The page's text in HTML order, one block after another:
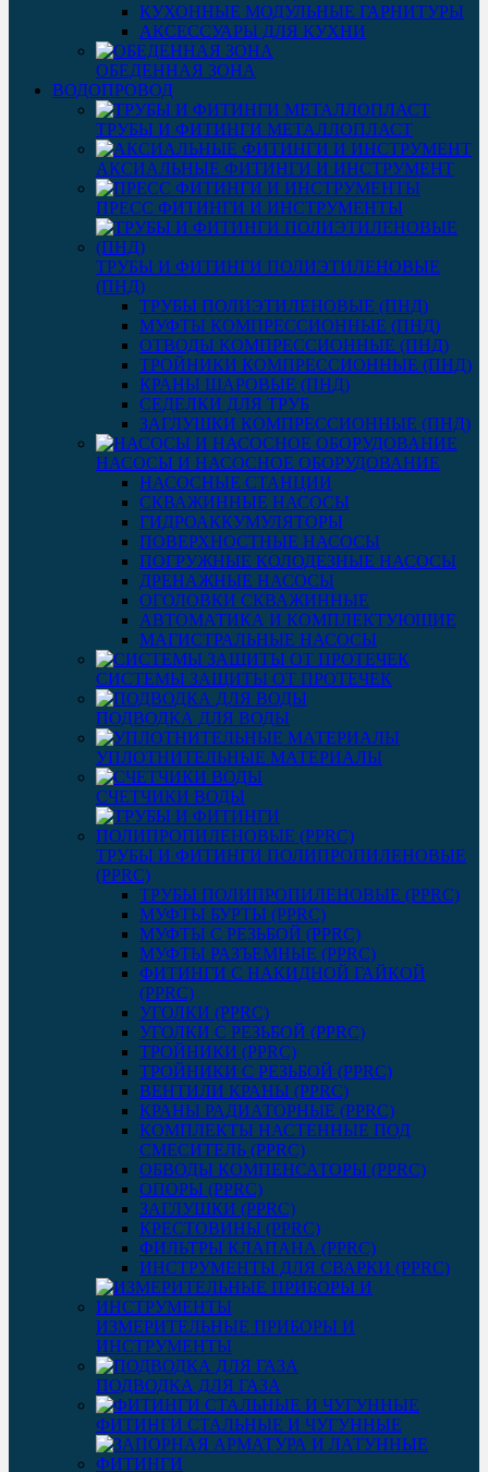
КУХОННЫЕ МОДУЛЬНЫЕ ГАРНИТУРЫ
АКСЕССУАРЫ ДЛЯ КУХНИ
ОБЕДЕННАЯ ЗОНА
ВОДОПРОВОД
ТРУБЫ И ФИТИНГИ МЕТАЛЛОПЛАСТ
АКСИАЛЬНЫЕ ФИТИНГИ И ИНСТРУМЕНТ
ПРЕСС ФИТИНГИ И ИНСТРУМЕНТЫ
ТРУБЫ И ФИТИНГИ ПОЛИЭТИЛЕНОВЫЕ
(ПНД)
ТРУБЫ ПОЛИЭТИЛЕНОВЫЕ (ПНД)
МУФТЫ КОМПРЕССИОННЫЕ (ПНД)
ОТВОДЫ КОМПРЕССИОННЫЕ (ПНД)
ТРОЙНИКИ КОМПРЕССИОННЫЕ (ПНД)
КРАНЫ ШАРОВЫЕ (ПНД)
СЕДЕЛКИ ДЛЯ ТРУБ
ЗАГЛУШКИ КОМПРЕССИОННЫЕ (ПНД)
НАСОСЫ И НАСОСНОЕ ОБОРУДОВАНИЕ
НАСОСНЫЕ СТАНЦИИ
СКВАЖИННЫЕ НАСОСЫ
ГИДРОАККУМУЛЯТОРЫ
ПОВЕРХНОСТНЫЕ НАСОСЫ
ПОГРУЖНЫЕ КОЛОДЕЗНЫЕ НАСОСЫ
ДРЕНАЖНЫЕ НАСОСЫ
ОГОЛОВКИ СКВАЖИННЫЕ
АВТОМАТИКА И КОМПЛЕКТУЮЩИЕ
МАГИСТРАЛЬНЫЕ НАСОСЫ
СИСТЕМЫ ЗАЩИТЫ ОТ ПРОТЕЧЕК
ПОДВОДКА ДЛЯ ВОДЫ
УПЛОТНИТЕЛЬНЫЕ МАТЕРИАЛЫ
СЧЕТЧИКИ ВОДЫ
ТРУБЫ И ФИТИНГИ ПОЛИПРОПИЛЕНОВЫЕ
(PPRC)
ТРУБЫ ПОЛИПРОПИЛЕНОВЫЕ (PPRC)
МУФТЫ БУРТЫ (PPRC)
МУФТЫ C РЕЗЬБОЙ (PPRC)
МУФТЫ РАЗЪЕМНЫЕ (PPRC)
ФИТИНГИ С НАКИДНОЙ ГАЙКОЙ
(PPRC)
УГОЛКИ (PPRC)
УГОЛКИ С РЕЗЬБОЙ (PPRC)
ТРОЙНИКИ (PPRC)
ТРОЙНИКИ С РЕЗЬБОЙ (PPRC)
ВЕНТИЛИ КРАНЫ (PPRC)
КРАНЫ РАДИАТОРНЫЕ (PPRC)
КОМПЛЕКТЫ НАСТЕННЫЕ ПОД
СМЕСИТЕЛЬ (PPRC)
ОБВОДЫ КОМПЕНСАТОРЫ (PPRC)
ОПОРЫ (PPRC)
ЗАГЛУШКИ (PPRC)
КРЕСТОВИНЫ (PPRC)
ФИЛЬТРЫ КЛАПАНА (PPRC)
ИНСТРУМЕНТЫ ДЛЯ СВАРКИ (PPRC)
ИЗМЕРИТЕЛЬНЫЕ ПРИБОРЫ И
ИНСТРУМЕНТЫ
ПОДВОДКА ДЛЯ ГАЗА
ФИТИНГИ СТАЛЬНЫЕ И ЧУГУННЫЕ